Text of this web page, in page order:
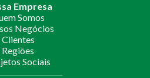
Empresa
Somos
Negócios
Clientes
Regiões
Sociais